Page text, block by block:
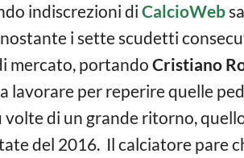
indiscrezioni di CalcioWeb
i sette scudetti
mercato, portando Cristiano
lavorare per reperire quelle
di un grande ritorno,
del 2016. Il calciatore pare